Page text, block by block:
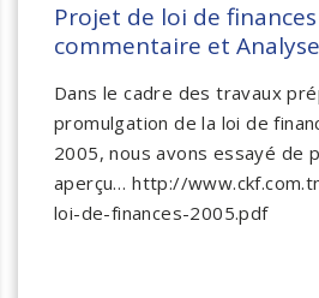
Projet de loi de
commentaire et
Dans le cadre des travaux
promulgation de la loi de
2005, nous avons essayé de
aperçu… http://
loi-de-finances-2005.pdf